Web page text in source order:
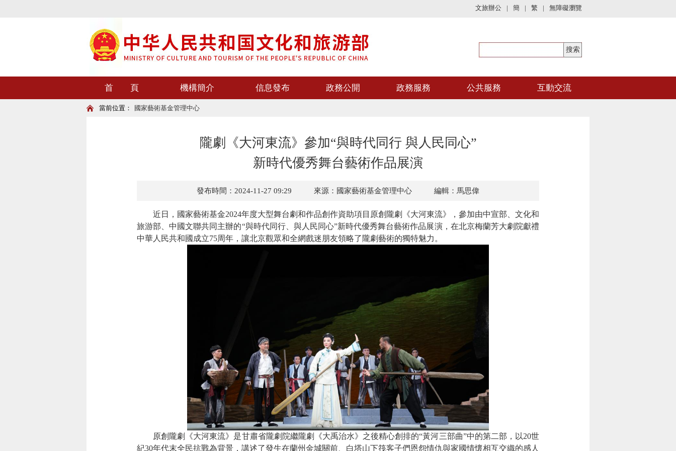
文旅辦公 | 簡 | 繁 | 無障礙瀏覽
首 頁 機構簡介 信息發布 政務公開 政務服務 公共服務 互動交流
當前位置： 國家藝術基金管理中心
隴劇《大河東流》參加“與時代同行 與人民同心”
新時代優秀舞台藝術作品展演
發布時間：2024-11-27 09:29 來源：國家藝術基金管理中心 編輯：馬思偉
近日，國家藝術基金2024年度大型舞台劇和作品創作資助項目原創隴劇《大河東流》，參加由中宣部、文化和
旅游部、中國文聯共同主辦的“與時代同行、與人民同心”新時代優秀舞台藝術作品展演，在北京梅蘭芳大劇院獻禮
中華人民共和國成立75周年，讓北京觀眾和全網戲迷朋友領略了隴劇藝術的獨特魅力。
原創隴劇《大河東流》是甘肅省隴劇院繼隴劇《大禹治水》之後精心創排的“黃河三部曲”中的第二部，以20世
紀30年代末全民抗戰為背景，講述了發生在蘭州金城關前、白塔山下筏客子們恩怨情仇與家國情懷相互交織的感人